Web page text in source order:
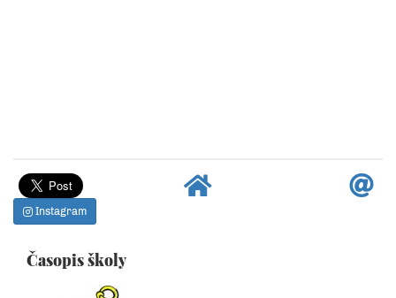
Instagram
Časopis školy